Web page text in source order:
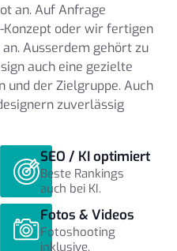
an. Auf Anfrage
Konzept oder wir fertigen
Ausserdem gehört zu
auch eine gezielte
und der Zielgruppe. Auch
zuverlässig
SEO / KI optimiert
Beste Rankings
auch bei KI.
Fotos & Videos
Fotoshooting
inklusive.